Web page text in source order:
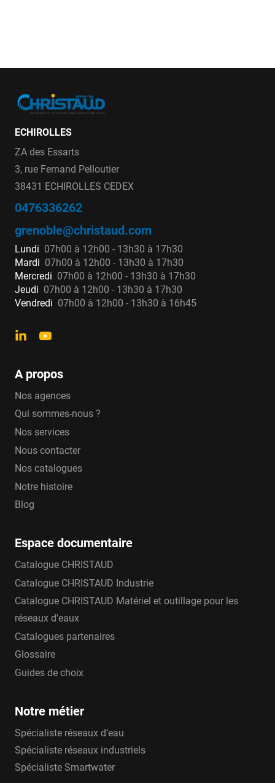
ECHIROLLES
ZA des Essarts
3, rue Fernand Pelloutier
38431 ECHIROLLES CEDEX
0476336262
grenoble@christaud.com
Lundi 07h00 à 12h00 - 13h30 à 17h30
Mardi 07h00 à 12h00 - 13h30 à 17h30
Mercredi 07h00 à 12h00 - 13h30 à 17h30
Jeudi 07h00 à 12h00 - 13h30 à 17h30
Vendredi 07h00 à 12h00 - 13h30 à 16h45
A propos
Nos agences
Qui sommes-nous ?
Nos services
Nous contacter
Nos catalogues
Notre histoire
Blog
Espace documentaire
Catalogue CHRISTAUD
Catalogue CHRISTAUD Industrie
Catalogue CHRISTAUD Matériel et outillage pour les
réseaux d'eaux
Catalogues partenaires
Glossaire
Guides de choix
Notre métier
Spécialiste réseaux d’eau
Spécialiste réseaux industriels
Spécialiste Smartwater